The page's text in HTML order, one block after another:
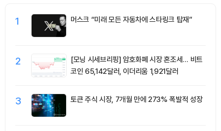
1 머스크 “미래 모든 자동차에 스타링크 탑재”
2
[모닝 시세브리핑] 암호화폐 시장 혼조세… 비트
코인 65,142달러, 이더리움 1,921달러
3 토큰 주식 시장, 7개월 만에 273% 폭발적 성장